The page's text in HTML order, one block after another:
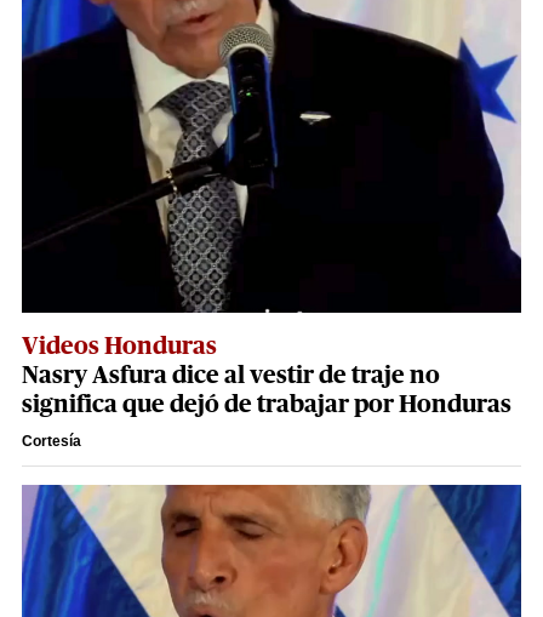
Videos Honduras
Nasry Asfura dice al vestir de traje no
significa que dejó de trabajar por Honduras
Cortesía